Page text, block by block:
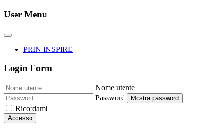
User Menu
PRIN INSPIRE
Login Form
Nome utente
Password
Mostra password
Ricordami
Accesso